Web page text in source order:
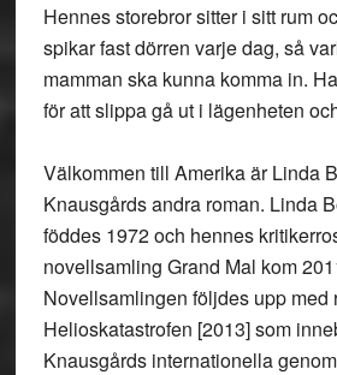
Hennes storebror sitter i sitt rum
spikar fast dörren varje dag, så
mamman ska kunna komma in.
för att slippa gå ut i lägenheten
Välkommen till Amerika är Linda
Knausgårds andra roman. Linda
föddes 1972 och hennes
novellsamling Grand Mal kom
Novellsamlingen följdes upp med
Helioskatastrofen [2013] som
Knausgårds internationella